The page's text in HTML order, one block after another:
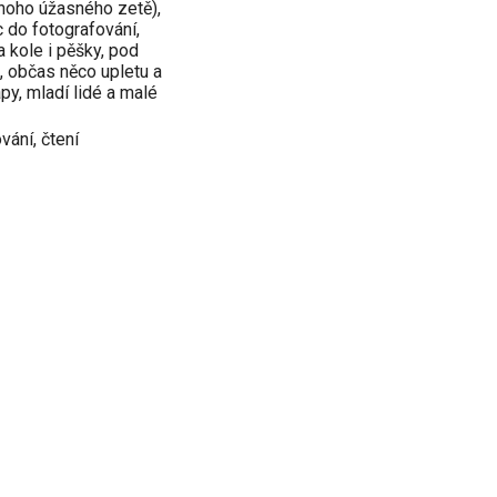
úžasného zetě),
do fotografování,
kole i pěšky, pod
občas něco upletu a
mladí lidé a malé
čtení